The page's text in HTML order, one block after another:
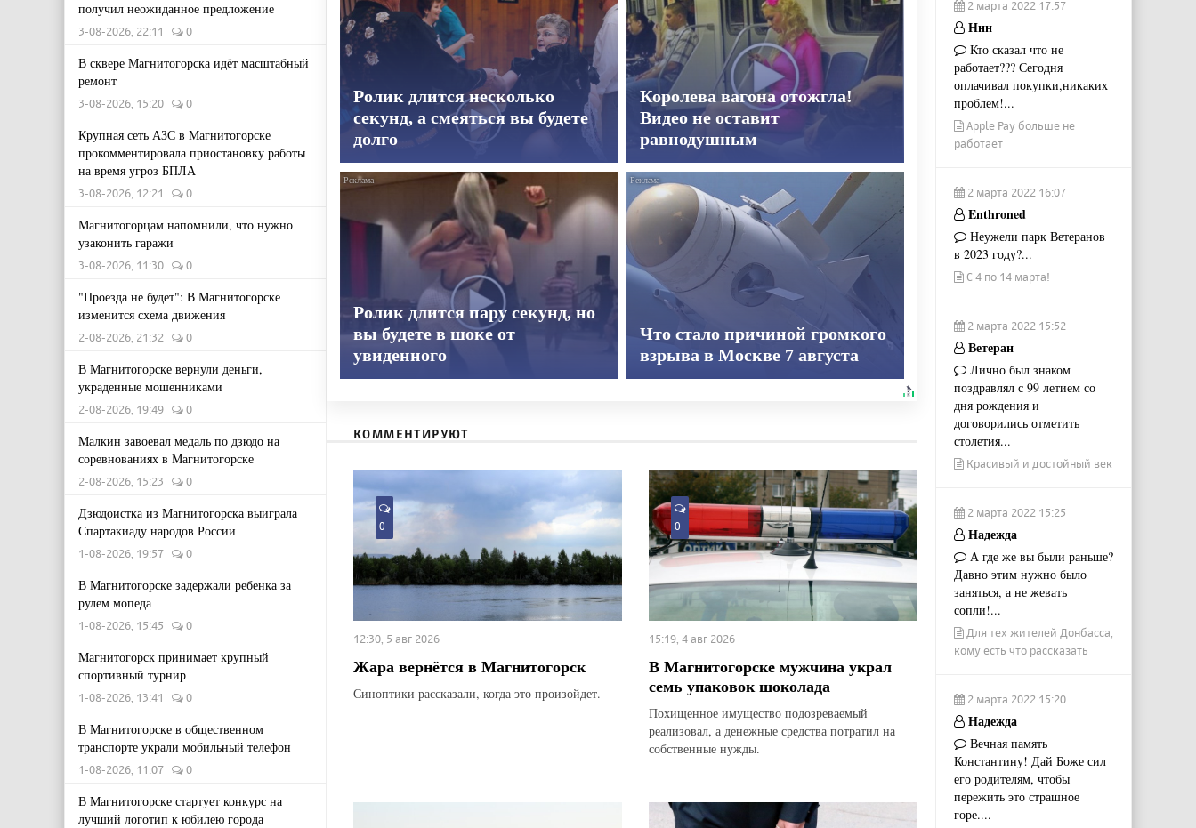
получил неожиданное предложение
3-08-2026, 22:11 0
В сквере Магнитогорска идёт масштабный
ремонт
3-08-2026, 15:20 0
Крупная сеть АЗС в Магнитогорске
прокомментировала приостановку работы
на время угроз БПЛА
3-08-2026, 12:21 0
Магнитогорцам напомнили, что нужно
узаконить гаражи
3-08-2026, 11:30 0
"Проезда не будет": В Магнитогорске
изменится схема движения
2-08-2026, 21:32 0
В Магнитогорске вернули деньги,
украденные мошенниками
2-08-2026, 19:49 0
Малкин завоевал медаль по дзюдо на
соревнованиях в Магнитогорске
2-08-2026, 15:23 0
Дзюдоистка из Магнитогорска выиграла
Спартакиаду народов России
1-08-2026, 19:57 0
В Магнитогорске задержали ребенка за
рулем мопеда
1-08-2026, 15:45 0
Магнитогорск принимает крупный
спортивный турнир
1-08-2026, 13:41 0
В Магнитогорске в общественном
транспорте украли мобильный телефон
1-08-2026, 11:07 0
В Магнитогорске стартует конкурс на
лучший логотип к юбилею города
Ролик длится несколько
секунд, а смеяться вы будете
долго
Королева вагона отожгла!
Видео не оставит
равнодушным
Ролик длится пару секунд, но
вы будете в шоке от
увиденного
Что стало причиной громкого
взрыва в Москве 7 августа
КОММЕНТИРУЮТ
0
12:30, 5 авг 2026
Жара вернётся в Магнитогорск
Синоптики рассказали, когда это произойдет.
0
15:19, 4 авг 2026
В Магнитогорске мужчина украл
семь упаковок шоколада
Похищенное имущество подозреваемый
реализовал, а денежные средства потратил на
собственные нужды.
2 марта 2022 17:57
Ннн
Кто сказал что не
работает??? Сегодня
оплачивал покупки,никаких
проблем!...
Apple Pay больше не
работает
2 марта 2022 16:07
Enthroned
Неужели парк Ветеранов
в 2023 году?...
С 4 по 14 марта!
2 марта 2022 15:52
Ветеран
Лично был знаком
поздравлял с 99 летием со
дня рождения и
договорились отметить
столетия...
Красивый и достойный век
2 марта 2022 15:25
Надежда
А где же вы были раньше?
Давно этим нужно было
заняться, а не жевать
сопли!...
Для тех жителей Донбасса,
кому есть что рассказать
2 марта 2022 15:20
Надежда
Вечная память
Константину! Дай Боже сил
его родителям, чтобы
пережить это страшное
горе....